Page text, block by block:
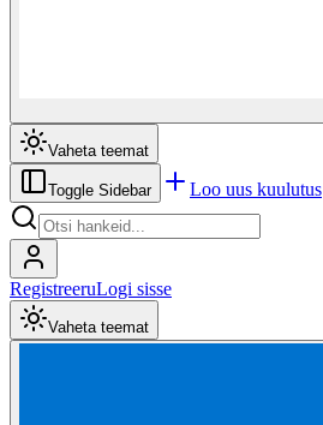
Vaheta teemat
Toggle Sidebar Loo uus kuulutus
RegistreeruLogi sisse
Vaheta teemat